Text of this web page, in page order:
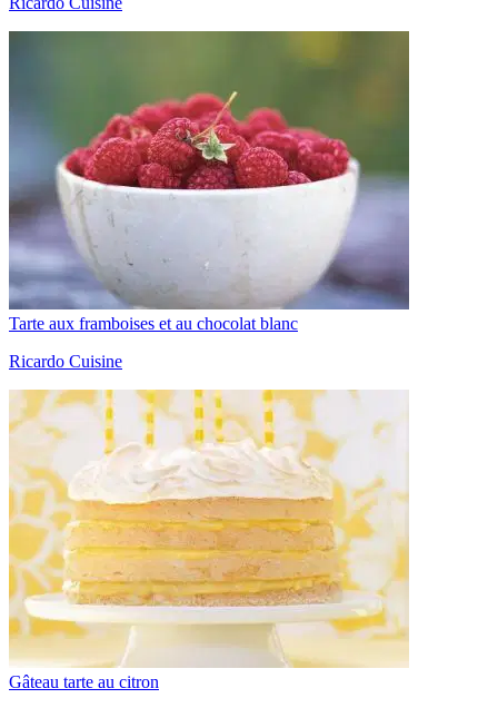
Tarte aux framboises et au chocolat blanc
Ricardo Cuisine
Gâteau tarte au citron